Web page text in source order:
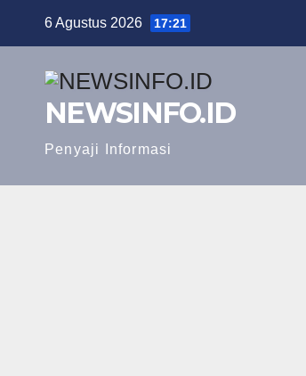
6 Agustus 2026 17:21
NEWSINFO.ID
Penyaji Informasi